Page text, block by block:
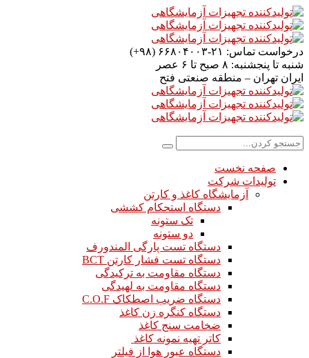
درخواست تماس: ۲۱-۶۶۸۰۴۰۰۳ (۹۸+)
شنبه تا پنجشنبه: ۸ صبح تا ۶ عصر
ایران تهران – منطقه صنعتی فتح
صفحه نخست
تولیدات شرکت
آزمایشگاه کاغذ و کارتن
دستگاه استحکام کششی
تک ستونه
دو ستونه
دستگاه تست پارگی المندورف
دستگاه تست فشار کارتن BCT
دستگاه مقاومت به ترکیدگی
دستگاه مقاومت به لهیدگی
دستگاه ضریب اصطکاک C.O.F
دستگاه کنگره زن کاغذ
ضخامت سنج کاغذ
کاتر تهیه نمونه کاغذ
دستگاه عبور هوا از فیلتر